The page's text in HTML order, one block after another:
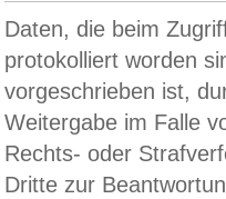
Daten, die beim
protokolliert worden
vorgeschrieben ist,
Weitergabe im Falle
Rechts- oder
Dritte zur